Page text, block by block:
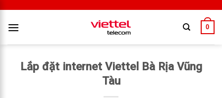
0
Lắp đặt internet Viettel Bà Rịa Vũng
Tàu